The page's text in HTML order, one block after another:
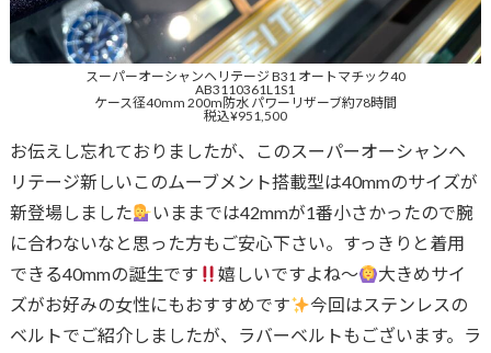
スーパーオーシャンヘリテージ B31 オートマチック40
AB3110361L1S1
ケース径40mm 200m防水 パワーリザーブ約78時間
税込¥951,500
お伝えし忘れておりましたが、このスーパーオーシャンヘ
リテージ新しいこのムーブメント搭載型は40mmのサイズが
新登場しました
いままでは42mmが1番小さかったので腕
に合わないなと思った方もご安心下さい。すっきりと着用
できる40mmの誕生です
嬉しいですよね〜
大きめサイ
ズがお好みの女性にもおすすめです
今回はステンレスの
ベルトでご紹介しましたが、ラバーベルトもございます。ラ